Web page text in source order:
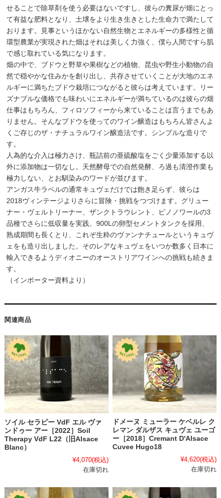
せることで除草剤を使う必要はないですし、彼らの糞尿が畑にとっ
て有益な肥料となり、土壌をより生き生きとした生命力で満たして
おります。見事というほかない自然生物とエネルギーの多様性と循
環型農業が実現された畑はそれは美しく力強く、僕ら人間ですら肌
で感じ取れている気になります。
畑の中で、ブドウと野草や果樹などの植物、昆虫や野生小動物の自
然で穏やかな住みかを創り出し、共存させていくことが大地のエネ
ルギーに満ちたブドウ栽培につながると彼らは考えています。リー
ズナブルな価格でも味わいにエネルギーが満ちているのは彼らの畑
仕事はもちろん、フィロソフィーから来ていることは言うまでもあ
りません。そんなブドウを使ってのワイン醸造はもちろん皆さんよ
くご存じのザ・ナチュラルワイン醸造法です。シンプルな造りで
す。
人為的な介入は極力さけ、瓶詰前の亜硫酸塩をごく少量添加する以
外に添加物は一切なし。天然酵母での自然発酵、ろ過も清澄作業も
極力しない、とお馴染みのワードが並びます。
アンガス牛ラベルの通常キュヴェだけでは飽き足らず、彼らは
2018ヴィンテージよりさらに冒険・挑戦をつづけます。グリュー
ナー・ヴェルトリーナー、ザンクトラウレント、ピノノワールの3
品種でさらに低収量を実践、900Lの卵型セメントタンクを採用、
熟成期間も長くとり、これぞ生粋のヴァンナチュールというキュヴ
ェをも造り出しました。そのレアなキュヴェをいつか数多く日本に
輸入できるようディオニーのオーストリアワインへの挑戦も続きま
す。
（インポーター資料より）
関連商品
ソイル セラピー VdF エル ヴァ
ンドゥー アー［2022］Soil
Therapy VdF L22（旧Alsace
Blanc）
¥4,070(税込)
在庫切れ
ドメーヌ ミューラー ケベルレ ク
レマン ダルザス キュヴェ ユーゴ
ー［2018］Cremant D'Alsace
Cuvee Hugo18
¥4,620(税込)
在庫切れ